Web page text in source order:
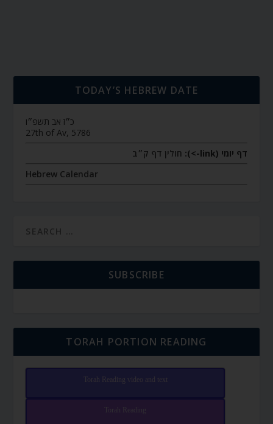
TODAY’S HEBREW DATE
כ״ז אב תשפ״ו
27th of Av, 5786
דף יומי (link->):
חולין דף ק״ב
Hebrew Calendar
SUBSCRIBE
TORAH PORTION READING
Torah Reading video and text
Torah Reading